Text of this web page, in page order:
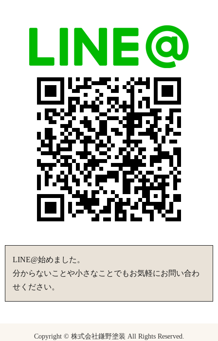
LINE@始めました。
分からないことや小さなことでもお気軽にお問い合わ
せください。
Copyright © 株式会社鎌野塗装 All Rights Reserved.